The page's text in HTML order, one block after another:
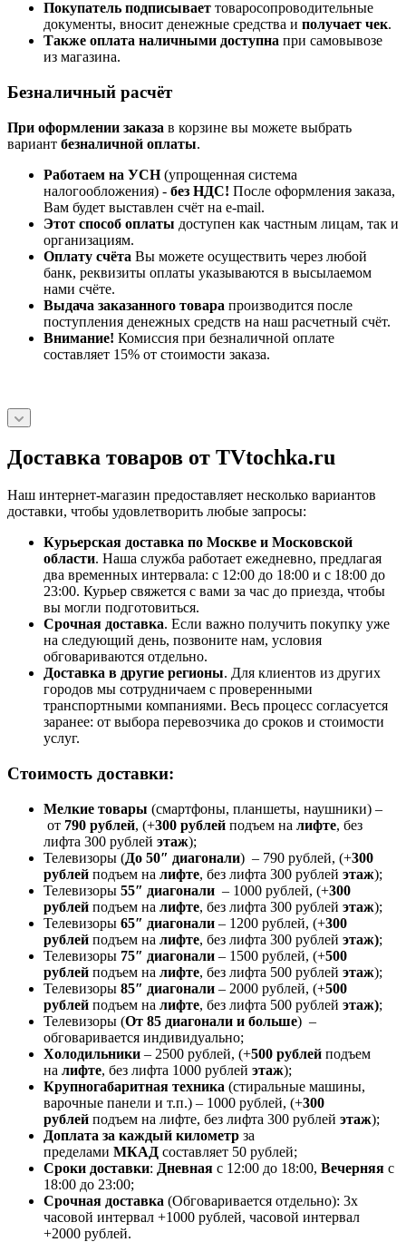
Покупатель подписывает товаросопроводительные
документы, вносит денежные средства и получает чек.
Также оплата наличными доступна при самовывозе
из магазина.
Безналичный расчёт
При оформлении заказа в корзине вы можете выбрать
вариант безналичной оплаты.
Работаем на УСН(упрощенная система
налогообложения) - без НДС! После оформления заказа,
Вам будет выставлен счёт на e-mail.
Этот способ оплаты доступен как частным лицам, так и
организациям.
Оплату счёта Вы можете осуществить через любой
банк, реквизиты оплаты указываются в высылаемом
нами счёте.
Выдача заказанного товара производится после
поступления денежных средств на наш расчетный счёт.
Внимание! Комиссия при безналичной оплате
составляет 15% от стоимости заказа.
Доставка товаров от TVtochka.ru
Наш интернет-магазин предоставляет несколько вариантов
доставки, чтобы удовлетворить любые запросы:
Курьерская доставка по Москве и Московской
области. Наша служба работает ежедневно, предлагая
два временных интервала: с 12:00 до 18:00 и с 18:00 до
23:00. Курьер свяжется с вами за час до приезда, чтобы
вы могли подготовиться.
Срочная доставка. Если важно получить покупку уже
на следующий день, позвоните нам, условия
обговариваются отдельно.
Доставка в другие регионы. Для клиентов из других
городов мы сотрудничаем с проверенными
транспортными компаниями. Весь процесс согласуется
заранее: от выбора перевозчика до сроков и стоимости
услуг.
Стоимость доставки:
Мелкие товары (смартфоны, планшеты, наушники) –
от 790 рублей, (+300 рублей подъем на лифте, без
лифта 300 рублей этаж);
Телевизоры (До 50″ диагонали) – 790 рублей, (+300
рублей подъем на лифте, без лифта 300 рублей этаж);
Телевизоры 55″ диагонали – 1000 рублей, (+300
рублей подъем на лифте, без лифта 300 рублей этаж);
Телевизоры 65″ диагонали – 1200 рублей, (+300
рублей подъем на лифте, без лифта 300 рублей этаж);
Телевизоры 75″ диагонали – 1500 рублей, (+500
рублей подъем на лифте, без лифта 500 рублей этаж);
Телевизоры 85″ диагонали – 2000 рублей, (+500
рублей подъем на лифте, без лифта 500 рублей этаж);
Телевизоры (От 85 диагонали и больше) –
обговаривается индивидуально;
Холодильники – 2500 рублей, (+500 рублей подъем
на лифте, без лифта 1000 рублей этаж);
Крупногабаритная техника (стиральные машины,
варочные панели и т.п.) – 1000 рублей, (+300
рублей подъем на лифте, без лифта 300 рублей этаж);
Доплата за каждый километр за
пределами МКАД составляет 50 рублей;
Сроки доставки: Дневная с 12:00 до 18:00, Вечерняя с
18:00 до 23:00;
Срочная доставка (Обговаривается отдельно): 3х
часовой интервал +1000 рублей, часовой интервал
+2000 рублей.